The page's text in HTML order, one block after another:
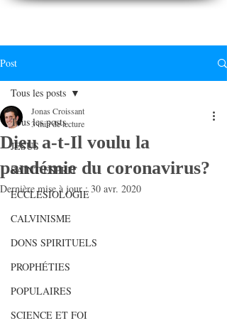
Post
Tous les posts
JESUS
SAINT ESPRIT
ECCLESIOLOGIE
CALVINISME
DONS SPIRITUELS
PROPHÉTIES
POPULAIRES
SCIENCE ET FOI
Tous les posts
Dieu a-t-Il voulu la
pandémie du coronavirus?
Jonas Croissant
3 min de lecture
Dernière mise à jour :30 avr. 2020